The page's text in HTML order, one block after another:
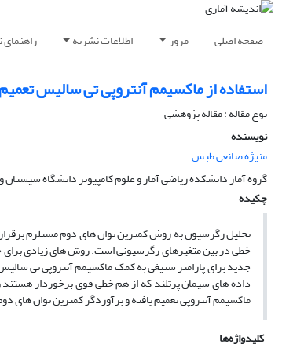
صفحه اصلی مرور اطلاعات نشریه
استفاده از ماکسیمم آنتروپی تی سالیس
نوع مقاله : مقاله پژوهشی
نویسنده
منیژه صانعی طبس
گروه آمار دانشکده ریاضی آمار و علوم کامپیوتر دانشگاه سیستان
چکیده
تحلیل رگرسیون به روش کمترین توان های دوم مستلزم
خطی در بین متغیرهای رگرسیونی است. روش های زیادی
جدید برای پارامتر ستیغی به کمک ماکسیمم آنتروپی تی
ماکسیمم آنتروپی تعمیم یافته و برآوردگر کمترین توان های
کلیدواژه‌ها